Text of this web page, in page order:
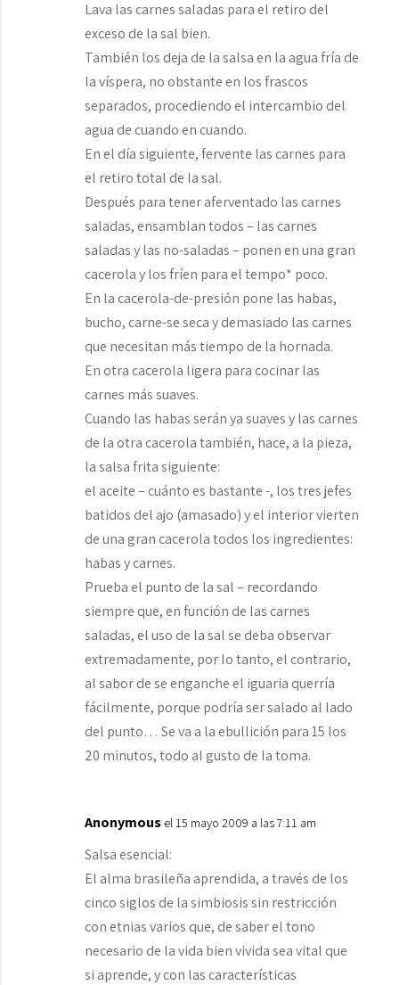
Lava las carnes saladas para el retiro del
exceso de la sal bien.
También los deja de la salsa en la agua fría de
la víspera, no obstante en los frascos
separados, procediendo el intercambio del
agua de cuando en cuando.
En el día siguiente, fervente las carnes para
el retiro total de la sal.
Después para tener aferventado las carnes
saladas, ensamblan todos – las carnes
saladas y las no-saladas – ponen en una gran
cacerola y los fríen para el tempo* poco.
En la cacerola-de-presión pone las habas,
bucho, carne-se seca y demasiado las carnes
que necesitan más tiempo de la hornada.
En otra cacerola ligera para cocinar las
carnes más suaves.
Cuando las habas serán ya suaves y las carnes
de la otra cacerola también, hace, a la pieza,
la salsa frita siguiente:
el aceite – cuánto es bastante -, los tres jefes
batidos del ajo (amasado) y el interior vierten
de una gran cacerola todos los ingredientes:
habas y carnes.
Prueba el punto de la sal – recordando
siempre que, en función de las carnes
saladas, el uso de la sal se deba observar
extremadamente, por lo tanto, el contrario,
al sabor de se enganche el iguaria querría
fácilmente, porque podría ser salado al lado
del punto… Se va a la ebullición para 15 los
20 minutos, todo al gusto de la toma.
Anonymous el 15 mayo 2009 a las 7:11 am
Salsa esencial:
El alma brasileña aprendida, a través de los
cinco siglos de la simbiosis sin restricción
con etnias varios que, de saber el tono
necesario de la vida bien vivida sea vital que
si aprende, y con las características